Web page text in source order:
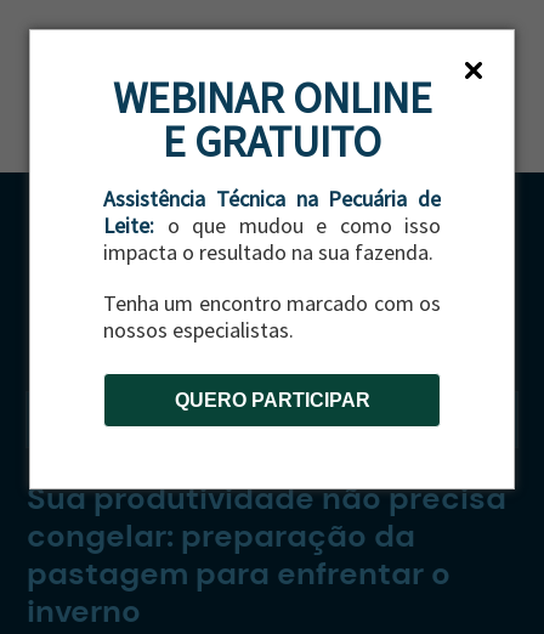
WEBINAR ONLINE
E GRATUITO
Assistência Técnica na Pecuária de
Leite: o que mudou e como isso
impacta o resultado na sua fazenda.
Tenha um encontro marcado com os
nossos especialistas.
QUERO PARTICIPAR
CATEGORIA:GADO DE CORTE
Sua produtividade não precisa
congelar: preparação da
pastagem para enfrentar o
inverno